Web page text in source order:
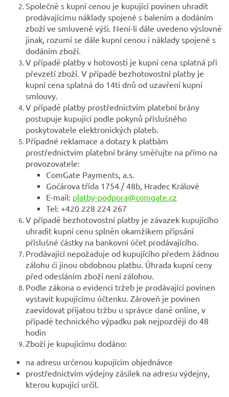
Společně s kupní cenou je kupující povinen uhradit
prodávajícímu náklady spojené s balením a dodáním
zboží ve smluvené výši. Není-li dále uvedeno výslovně
jinak, rozumí se dále kupní cenou i náklady spojené s
dodáním zboží.
V případě platby v hotovosti je kupní cena splatná při
převzetí zboží. V případě bezhotovostní platby je
kupní cena splatná do 14ti dnů od uzavření kupní
smlouvy.
V případě platby prostřednictvím platební brány
postupuje kupující podle pokynů příslušného
poskytovatele elektronických plateb.
Případné reklamace a dotazy k platbám
prostřednictvím platební brány směřujte na přímo na
provozovatele:
ComGate Payments, a.s.
Gočárova třída 1754 / 48b, Hradec Králové
E-mail: platby-podpora@comgate.cz
Tel: +420 228 224 267
V případě bezhotovostní platby je závazek kupujícího
uhradit kupní cenu splněn okamžikem připsání
příslušné částky na bankovní účet prodávajícího.
Prodávající nepožaduje od kupujícího předem žádnou
zálohu či jinou obdobnou platbu. Úhrada kupní ceny
před odesláním zboží není zálohou.
Podle zákona o evidenci tržeb je prodávající povinen
vystavit kupujícímu účtenku. Zároveň je povinen
zaevidovat přijatou tržbu u správce daně online, v
případě technického výpadku pak nejpozději do 48
hodin
Zboží je kupujícímu dodáno:
na adresu určenou kupujícím objednávce
prostřednictvím výdejny zásilek na adresu výdejny,
kterou kupující určil.